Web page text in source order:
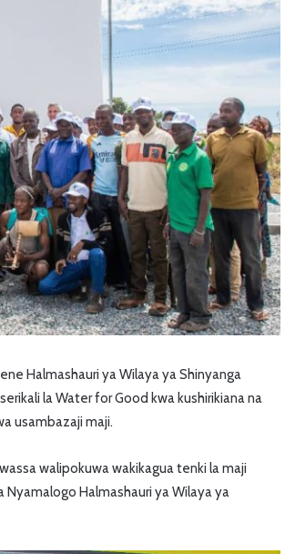
Halmashauri ya Wilaya ya Shinyanga
la Water for Good kwa kushirikiana na
usambazaji maji.
walipokuwa wakikagua tenki la maji
Halmashauri ya Wilaya ya